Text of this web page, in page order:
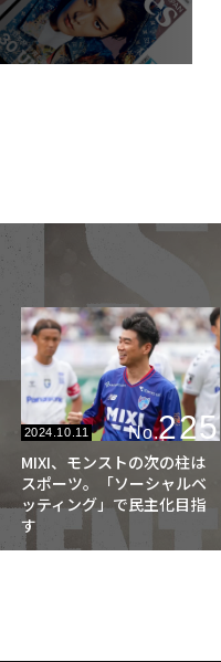
2024.10.11 No.225
MIXI、モンストの次の柱は
スポーツ。「ソーシャルベ
ッティング」で民主化目指
す